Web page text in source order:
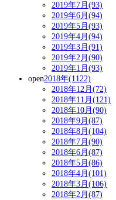
2019年7月(93)
2019年6月(94)
2019年5月(93)
2019年4月(94)
2019年3月(91)
2019年2月(90)
2019年1月(93)
open2018年(1122)
2018年12月(72)
2018年11月(121)
2018年10月(90)
2018年9月(87)
2018年8月(104)
2018年7月(90)
2018年6月(87)
2018年5月(86)
2018年4月(101)
2018年3月(106)
2018年2月(87)